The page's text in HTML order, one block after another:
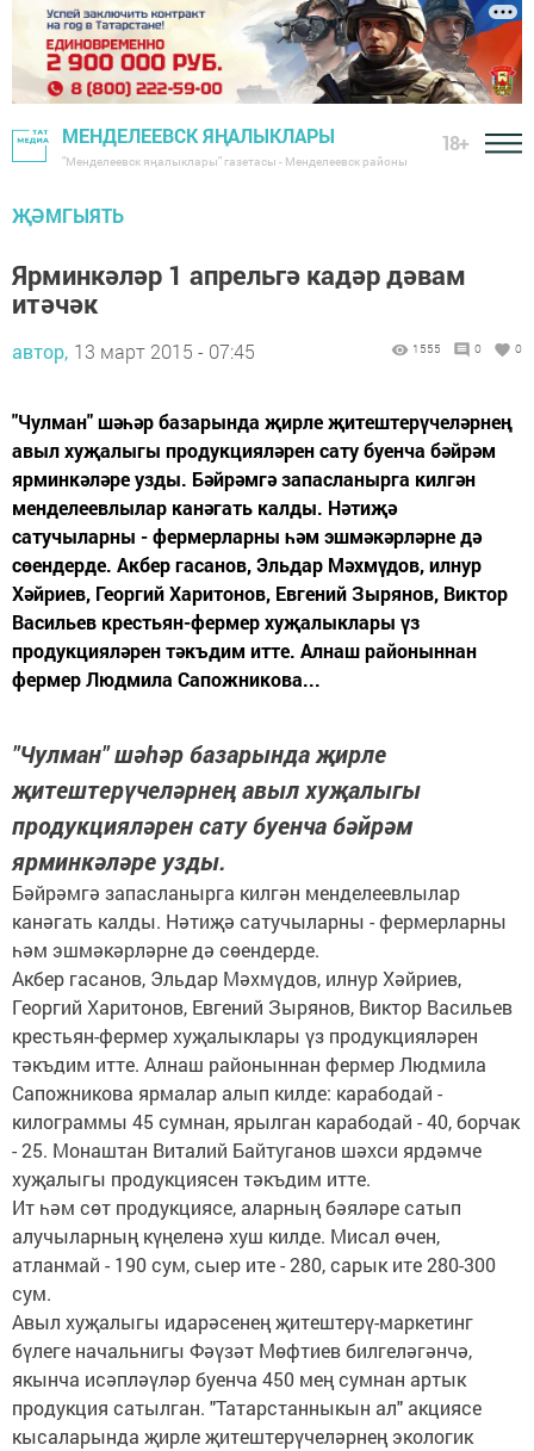
МЕНДЕЛЕЕВСК ЯҢАЛЫКЛАРЫ
"Менделеевск яңалыклары" газетасы - Менделеевск районы
18+
ҖӘМГЫЯТЬ
Ярминкәләр 1 апрельгә кадәр дәвам
итәчәк
автор, 13 март 2015 - 07:45 1555 0 0
"Чулман" шәһәр базарында җирле җитештерүчеләрнең
авыл хуҗалыгы продукцияләрен сату буенча бәйрәм
ярминкәләре узды. Бәйрәмгә запасланырга килгән
менделеевлылар канәгать калды. Нәтиҗә
сатучыларны - фермерларны һәм эшмәкәрләрне дә
сөендерде. Акбер гасанов, Эльдар Мәхмүдов, илнур
Хәйриев, Георгий Харитонов, Евгений Зырянов, Виктор
Васильев крестьян-фермер хуҗалыклары үз
продукцияләрен тәкъдим итте. Алнаш районыннан
фермер Людмила Сапожникова...
"Чулман" шәһәр базарында җирле
җитештерүчеләрнең авыл хуҗалыгы
продукцияләрен сату буенча бәйрәм
ярминкәләре узды.
Бәйрәмгә запасланырга килгән менделеевлылар
канәгать калды. Нәтиҗә сатучыларны - фермерларны
һәм эшмәкәрләрне дә сөендерде.
Акбер гасанов, Эльдар Мәхмүдов, илнур Хәйриев,
Георгий Харитонов, Евгений Зырянов, Виктор Васильев
крестьян-фермер хуҗалыклары үз продукцияләрен
тәкъдим итте. Алнаш районыннан фермер Людмила
Сапожникова ярмалар алып килде: карабодай -
килограммы 45 сумнан, ярылган карабодай - 40, борчак
- 25. Монаштан Виталий Байтуганов шәхси ярдәмче
хуҗалыгы продукциясен тәкъдим итте.
Ит һәм сөт продукциясе, аларның бәяләре сатып
алучыларның күңеленә хуш килде. Мисал өчен,
атланмай - 190 сум, сыер ите - 280, сарык ите 280-300
сум.
Авыл хуҗалыгы идарәсенең җитештерү-маркетинг
бүлеге начальнигы Фәүзәт Мөфтиев билгеләгәнчә,
якынча исәпләүләр буенча 450 мең сумнан артык
продукция сатылган. "Татарстанныкын ал" акциясе
кысаларында җирле җитештерүчеләрнең экологик